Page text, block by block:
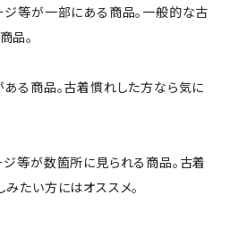
ジ等が一部にある商品。一般的な古
品。
る商品。古着慣れした方なら気に
等が数箇所に見られる商品。古着
たい方にはオススメ。